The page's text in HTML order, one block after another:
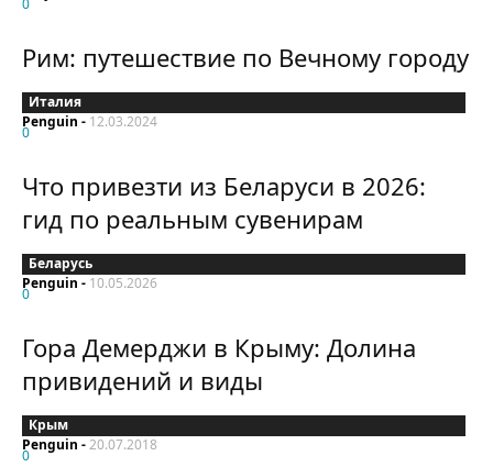
0
Рим: путешествие по Вечному городу
Италия
Penguin - 12.03.2024
0
Что привезти из Беларуси в 2026:
гид по реальным сувенирам
Беларусь
Penguin - 10.05.2026
0
Гора Демерджи в Крыму: Долина
привидений и виды
Крым
Penguin -20.07.2018
0